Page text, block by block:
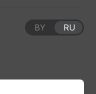
BY RU